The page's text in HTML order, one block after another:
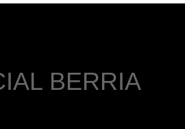
BERRIA